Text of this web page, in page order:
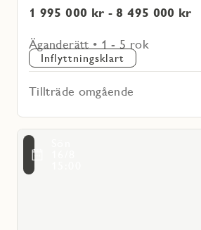
1 995 000 kr - 8 495 000 kr
Äganderätt • 1 - 5 rok
Inflyttningsklart
Tillträde omgående
Läs
mer
Gökegårds